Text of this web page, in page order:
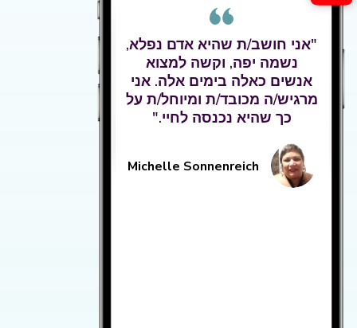
"אני חושב/ת שהיא אדם נפלא,
נשמה יפה, וקשה למצוא
אנשים כאלה בימים אלה. אני
מרגיש/ה מכובד/ת ומיוחל/ת על
כך שהיא נכנסה לחיי."
Michelle Sonnenreich